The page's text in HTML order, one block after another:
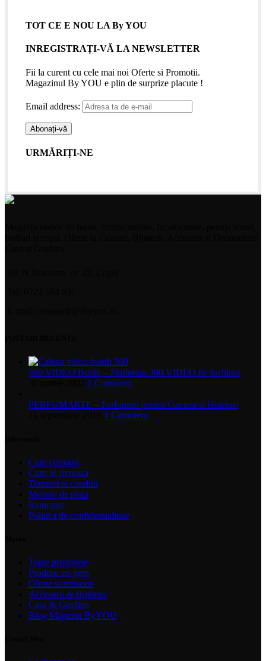
TOT CE E NOU LA By YOU
INREGISTRAȚI-VĂ LA NEWSLETTER
Fii la curent cu cele mai noi Oferte si Promotii.
Magazinul By YOU e plin de surprize placute !
Email address:
URMĂRIȚI-NE
360 VIDEO Booth – Platforma 360 VIDEO de Inchiriat
1 Comment
PERFUMARTE – Parfumuri pentru Camera si Hoteluri
1 Comment
Cum comand
Cum se livreaza
Termeni si conditii
Metode de plata
Returnari
Politica de confidentialitate
Toate produsele
Produse en-gros
Oferte si reduceri
Accesorii & Bijuterii
Casa & Gradina
Blog Magazin ByYOU